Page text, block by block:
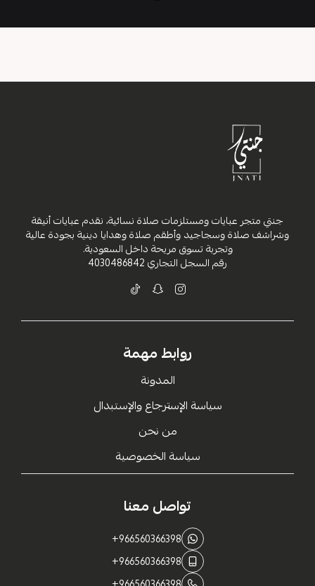
جنتي متجر عبايات ومستلزمات صلاة نسائية، نقدم عبايات أنيقة
وشراشف صلاة وسجاجيد وأطقم صلاة وهدايا دينية بجودة عالية
وتجربة تسوق مريحة داخل السعودية.
رقم السجل التجاري4030486842
روابط مهمة
المدونة
سياسة الإسترجاع والإستبدال
من نحن
سياسة الخصوصية
تواصل معنا
+966560366398
+966560366398